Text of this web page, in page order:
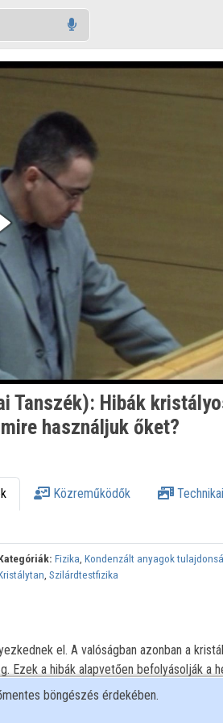
Tanszék): Hibák
használjuk őket?
Közreműködők
Fizika,Kondenzált anyagok
,Szilárdtestfizika
el. A valóságban azonban a
Ezek a hibák alapvetően befolyásolják a
és mechanikai) tulajdonságait. Ez előadás
böngészés érdekében.